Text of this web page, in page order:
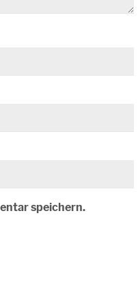
speichern.